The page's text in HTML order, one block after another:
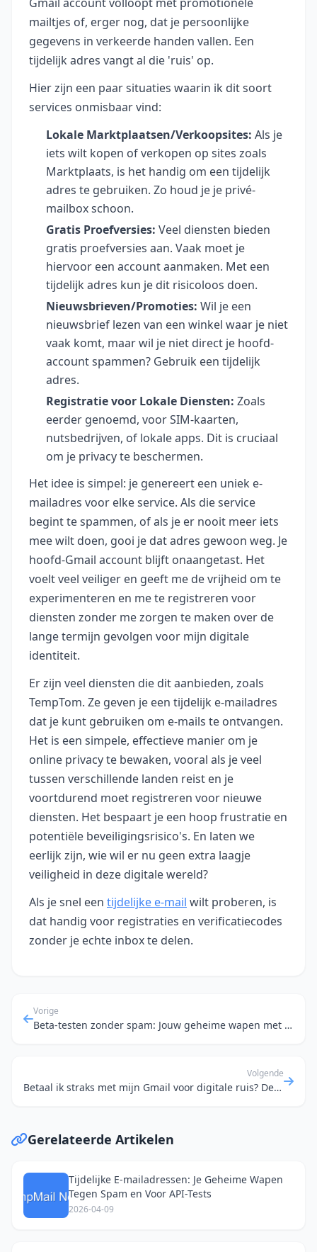
mailtjes of, erger nog, dat je persoonlijke
gegevens in verkeerde handen vallen. Een
tijdelijk adres vangt al die 'ruis' op.
Hier zijn een paar situaties waarin ik dit soort
services onmisbaar vind:
Lokale Marktplaatsen/Verkoopsites: Als je
iets wilt kopen of verkopen op sites zoals
Marktplaats, is het handig om een tijdelijk
adres te gebruiken. Zo houd je je privé-
mailbox schoon.
Gratis Proefversies: Veel diensten bieden
gratis proefversies aan. Vaak moet je
hiervoor een account aanmaken. Met een
tijdelijk adres kun je dit risicoloos doen.
Nieuwsbrieven/Promoties: Wil je een
nieuwsbrief lezen van een winkel waar je niet
vaak komt, maar wil je niet direct je hoofd-
account spammen? Gebruik een tijdelijk
adres.
Registratie voor Lokale Diensten: Zoals
eerder genoemd, voor SIM-kaarten,
nutsbedrijven, of lokale apps. Dit is cruciaal
om je privacy te beschermen.
Het idee is simpel: je genereert een uniek e-
mailadres voor elke service. Als die service
begint te spammen, of als je er nooit meer iets
mee wilt doen, gooi je dat adres gewoon weg. Je
hoofd-Gmail account blijft onaangetast. Het
voelt veel veiliger en geeft me de vrijheid om te
experimenteren en me te registreren voor
diensten zonder me zorgen te maken over de
lange termijn gevolgen voor mijn digitale
identiteit.
Er zijn veel diensten die dit aanbieden, zoals
TempTom. Ze geven je een tijdelijk e-mailadres
dat je kunt gebruiken om e-mails te ontvangen.
Het is een simpele, effectieve manier om je
online privacy te bewaken, vooral als je veel
tussen verschillende landen reist en je
voortdurend moet registreren voor nieuwe
diensten. Het bespaart je een hoop frustratie en
potentiële beveiligingsrisico's. En laten we
eerlijk zijn, wie wil er nu geen extra laagje
veiligheid in deze digitale wereld?
Als je snel een tijdelijke e‑mail wilt proberen, is
dat handig voor registraties en verificatiecodes
zonder je echte inbox te delen.
Vorige
Beta-testen zonder spam: Jouw geheime wapen met een tijdelijk e-mailadres
Volgende
Betaal ik straks met mijn Gmail voor digitale ruis? De temp-mail oplossing voor de slimme tester
Gerelateerde Artikelen
Tijdelijke E-mailadressen: Je Geheime Wapen
Tegen Spam en Voor API-Tests
2026-04-09